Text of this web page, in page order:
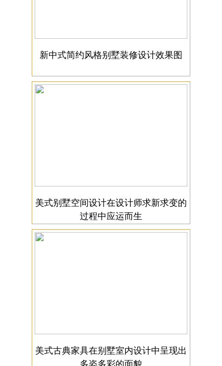
新中式简约风格别墅装修设计效果图
美式别墅空间设计在设计师求新求变的
过程中应运而生
美式古典家具在别墅室内设计中呈现出
多姿多彩的面貌